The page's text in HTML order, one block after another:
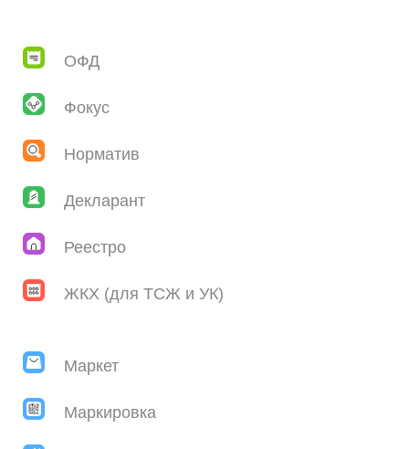
ОФД
Фокус
Норматив
Декларант
Реестро
ЖКХ (для ТСЖ и УК)
Маркет
Маркировка